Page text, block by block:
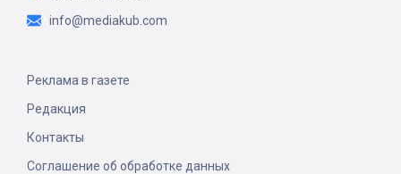
info@mediakub.com
Реклама в газете
Редакция
Контакты
Соглашение об обработке данных